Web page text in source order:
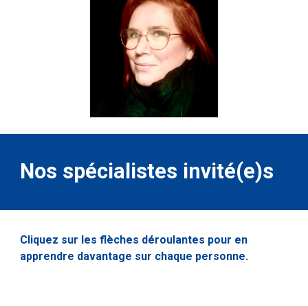
Nos spécialistes invité(e)s
Cliquez sur les flèches déroulantes pour en
apprendre davantage sur chaque personne.